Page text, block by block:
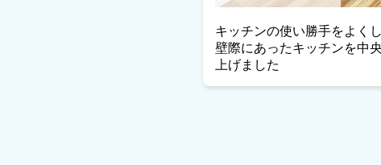
キッチンの使い勝手をよく
壁際にあったキッチンを中
上げました